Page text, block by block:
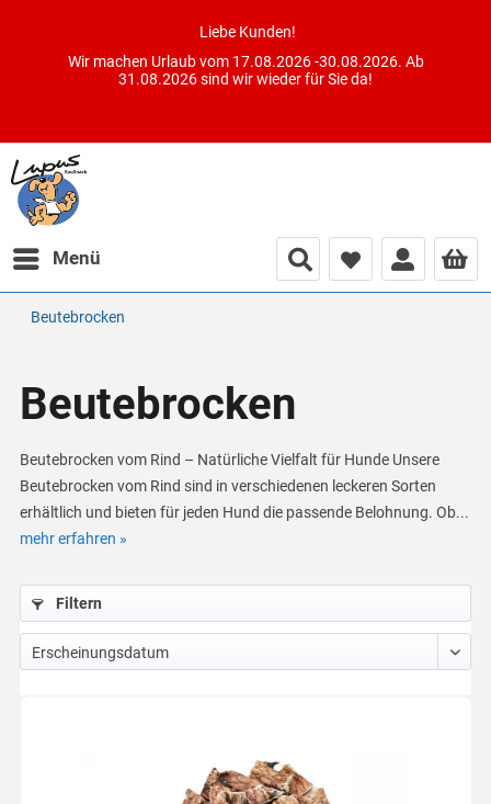
Liebe Kunden!
Wir machen Urlaub vom 17.08.2026 -30.08.2026. Ab
31.08.2026 sind wir wieder für Sie da!
Menü
Beutebrocken
Beutebrocken
Beutebrocken vom Rind – Natürliche Vielfalt für Hunde Unsere
Beutebrocken vom Rind sind in verschiedenen leckeren Sorten
erhältlich und bieten für jeden Hund die passende Belohnung. Ob...
mehr erfahren »
Filtern